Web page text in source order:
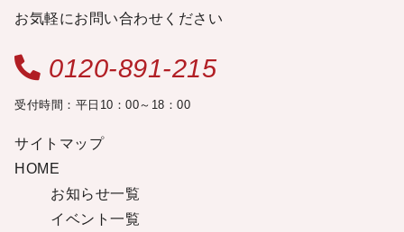
お気軽にお問い合わせください
0120-891-215
受付時間：平日10：00～18：00
サイトマップ
HOME
お知らせ一覧
イベント一覧